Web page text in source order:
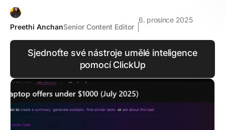
Preethi AnchanSenior Content Editor
6. prosince 2025
Sjednoťte své nástroje umělé inteligence
pomocí ClickUp